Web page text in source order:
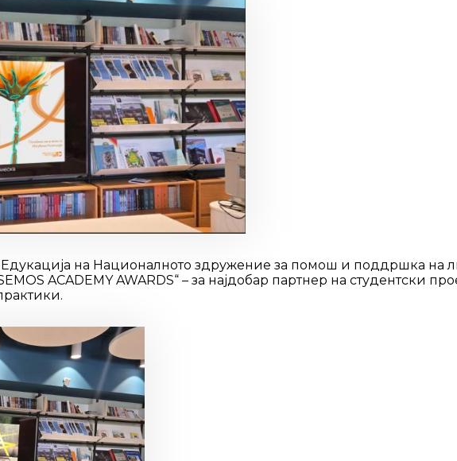
на Националното здружение за помош и поддршка на
ACADEMY AWARDS“ – за најдобар партнер на студентски